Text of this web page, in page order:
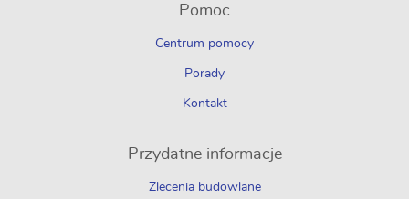
Pomoc
Centrum pomocy
Porady
Kontakt
Przydatne informacje
Zlecenia budowlane